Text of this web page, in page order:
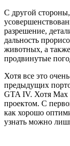
С другой
разрешение,
дальность
животных, а
продвинутые
Хотя все это
предыдущих
GTA IV. Хотя Max
проектом. С
как хорошо
узнать можно